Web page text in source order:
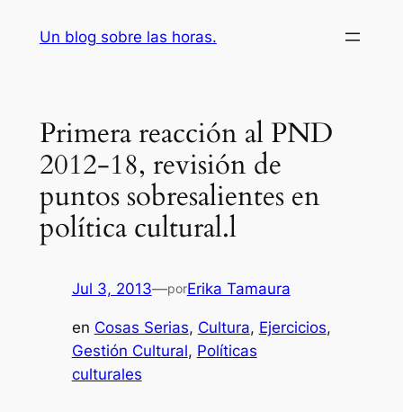
Un blog sobre las horas.
Primera reacción al PND
2012-18, revisión de
puntos sobresalientes en
política cultural.l
Jul 3, 2013—porErika Tamaura
en Cosas Serias, Cultura, Ejercicios
Gestión Cultural, Políticas
culturales